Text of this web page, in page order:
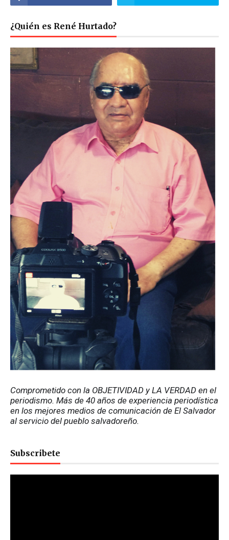
¿Quién es René Hurtado?
Comprometido con la OBJETIVIDAD y LA VERDAD en el
periodismo. Más de 40 años de experiencia periodística
en los mejores medios de comunicación de El Salvador
al servicio del pueblo salvadoreño.
Subscribete